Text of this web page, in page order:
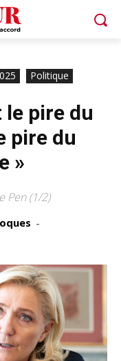
Politique
le pire du
pire du
»
Pen (1/2)
-